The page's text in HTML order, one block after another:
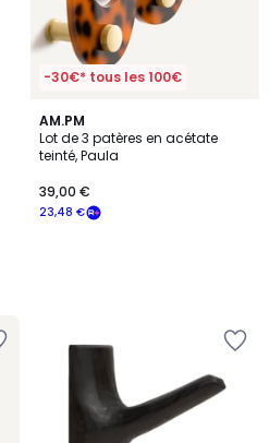
-30€* tous les 100€
AM.PM
Lot de 3 patères en acétate
teinté, Paula
23,48 €
39,00 €